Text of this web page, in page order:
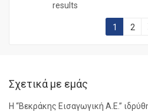
results
1 2
Σχετικά με εμάς
Η “Βεκράκης Εισαγωγική Α.Ε.”